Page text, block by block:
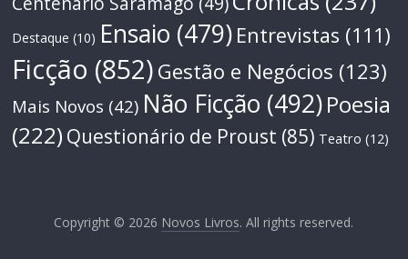
Destaque (10) Ensaio (479) Entrevistas (111)
Ficção (852) Gestão e Negócios (123)
Mais Novos (42) Não Ficção (492)Poesia
(222) Questionário de Proust (85) Teatro (12)
Copyright © 2026 Novos Livros. All rights reserved.